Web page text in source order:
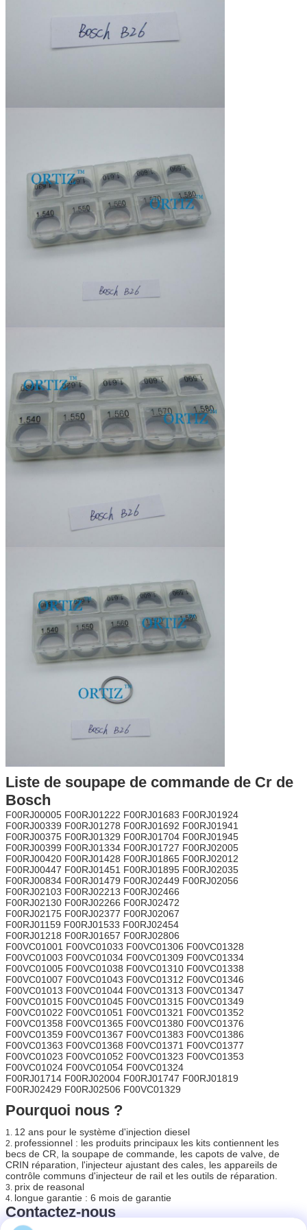
Liste de soupape de commande de Cr de
Bosch
F00RJ00005 F00RJ01222 F00RJ01683 F00RJ01924
F00RJ00339 F00RJ01278 F00RJ01692 F00RJ01941
F00RJ00375 F00RJ01329 F00RJ01704 F00RJ01945
F00RJ00399 F00RJ01334 F00RJ01727 F00RJ02005
F00RJ00420 F00RJ01428 F00RJ01865 F00RJ02012
F00RJ00447 F00RJ01451 F00RJ01895 F00RJ02035
F00RJ00834 F00RJ01479 F00RJ02449 F00RJ02056
F00RJ02103 F00RJ02213 F00RJ02466
F00RJ02130 F00RJ02266 F00RJ02472
F00RJ02175 F00RJ02377 F00RJ02067
F00RJ01159 F00RJ01533 F00RJ02454
F00RJ01218 F00RJ01657 F00RJ02806
F00VC01001 F00VC01033 F00VC01306 F00VC01328
F00VC01003 F00VC01034 F00VC01309 F00VC01334
F00VC01005 F00VC01038 F00VC01310 F00VC01338
F00VC01007 F00VC01043 F00VC01312 F00VC01346
F00VC01013 F00VC01044 F00VC01313 F00VC01347
F00VC01015 F00VC01045 F00VC01315 F00VC01349
F00VC01022 F00VC01051 F00VC01321 F00VC01352
F00VC01358 F00VC01365 F00VC01380 F00VC01376
F00VC01359 F00VC01367 F00VC01383 F00VC01386
F00VC01363 F00VC01368 F00VC01371 F00VC01377
F00VC01023 F00VC01052 F00VC01323 F00VC01353
F00VC01024 F00VC01054 F00VC01324
F00RJ01714 F00RJ02004 F00RJ01747 F00RJ01819
F00RJ02429 F00RJ02506 F00VC01329
Pourquoi nous ?
1. 12 ans pour le système d'injection diesel
2. professionnel : les produits principaux les kits contiennent les
becs de CR, la soupape de commande, les capots de valve, de
CRIN réparation, l'injecteur ajustant des cales, les appareils de
contrôle communs d'injecteur de rail et les outils de réparation.
3. prix de reasonal
4. longue garantie : 6 mois de garantie
Contactez-nous
Email : Justin@ortizdiesel.com